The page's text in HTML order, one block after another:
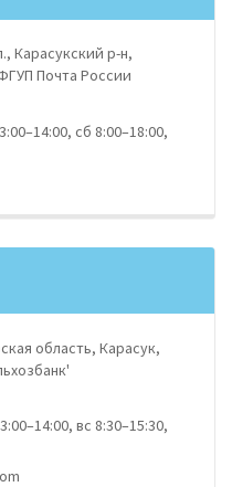
Карасукский р-н,
Почта России
сб 8:00–18:00,
область, Карасук,
вс 8:30–15:30,